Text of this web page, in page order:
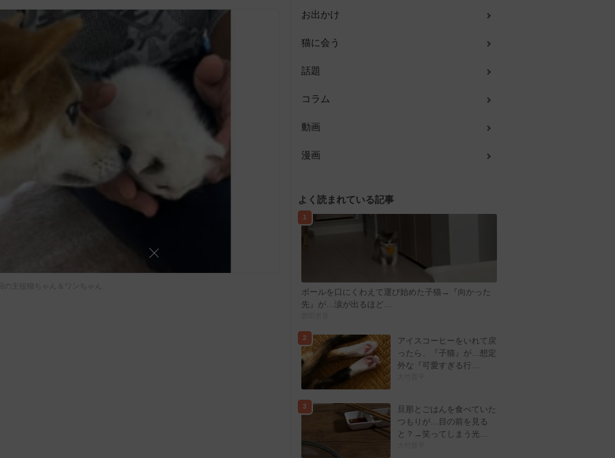
お出かけ
猫に会う
話題
コラム
動画
漫画
よく読まれている記事
1
ボールを口にくわえて運び始めた子猫→『向かった
先』が…涙が出るほど…
2
アイスコーヒーをいれて戻
ったら、『子猫』が…想定
外な『可愛すぎる行…
3
旦那とごはんを食べていた
つもりが…目の前を見る
と？→笑ってしまう光…